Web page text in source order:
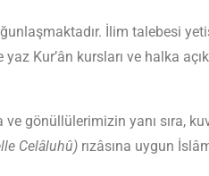
İlim talebesi
Kur’ân kursları ve halka
gönüllülerimizin yanı sıra,
Celâluhû) rızâsına uygun